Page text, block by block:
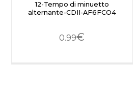
12-Tempo di minuetto
alternante-CDII-AF6FCO4
0.99€